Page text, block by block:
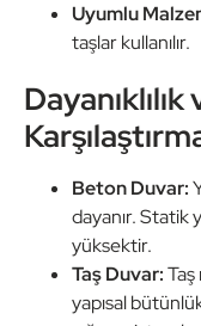
Uyumlu
taşlar kullanılır.
Beton Duvar:
dayanır. Statik
yüksektir.
Taş Duvar:
yapısal